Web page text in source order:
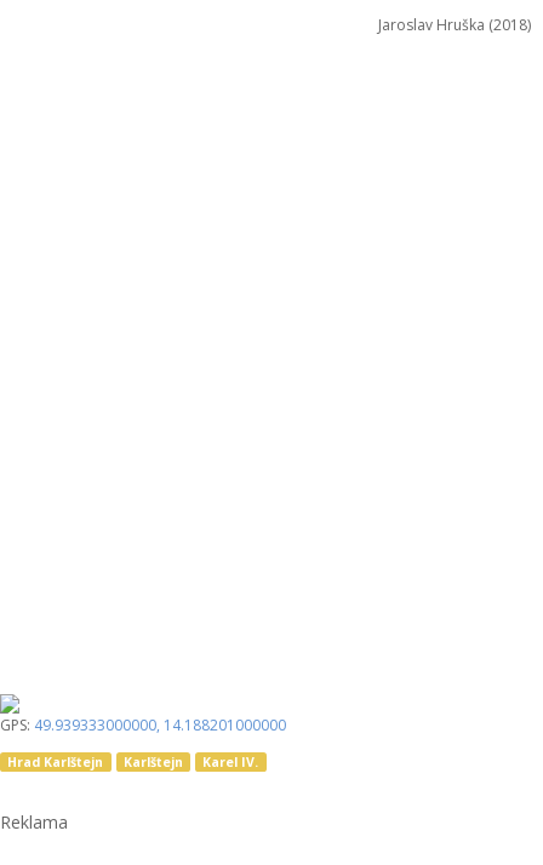
Jaroslav Hruška (2018)
GPS: 49.939333000000, 14.188201000000
Hrad Karlštejn Karlštejn Karel IV.
Reklama